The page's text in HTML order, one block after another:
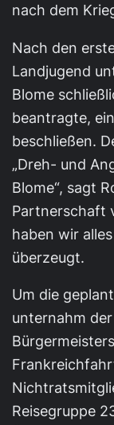
nach dem
Nach den
Landjugend
Blome
beantragte,
beschließen.
„Dreh- und
Blome“, sagt
Partnerschaft
haben wir
überzeugt.
Um die
unternahm
Reisegruppe